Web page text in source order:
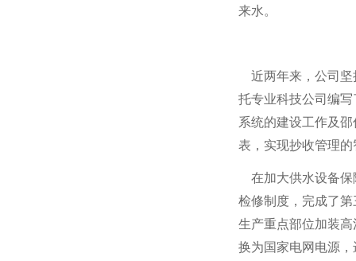
来水。
近两年来，公司坚
托专业科技公司编
系统的建设工作及
表，实现抄收管理的
在加大供水设备保
检修制度，完成了
生产重点部位加装
换为国家电网电源